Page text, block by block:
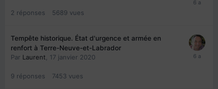
2 réponses 5689 vues
Tempête historique. État d'urgence et armée en
renfort à Terre-Neuve-et-Labrador
Par Laurent 17 janvier 2020
9 réponses 7453 vues